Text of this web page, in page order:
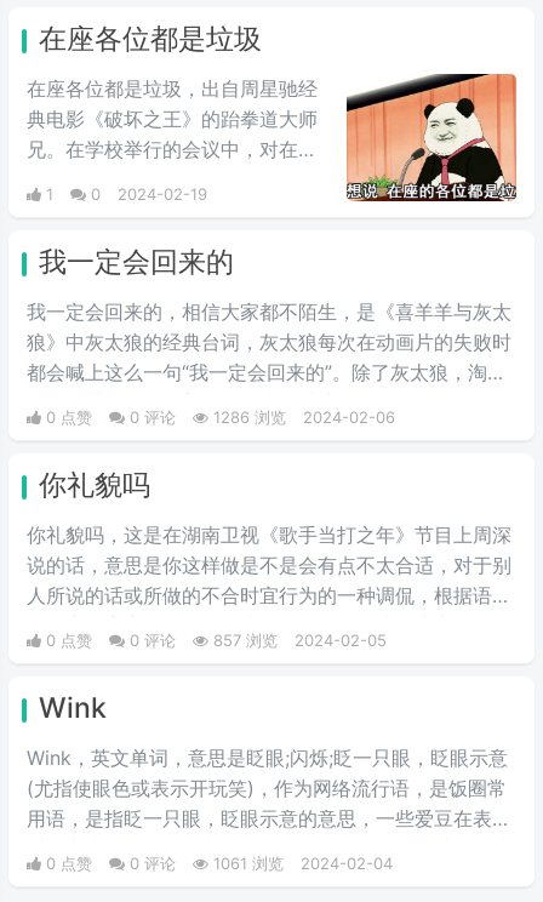
会内疚吗，来源于热图鹦鹉兄弟表
情包，火于知乎，该词也被《咬文
嚼字》评为2017年度十大流行语之
一，现在多用于聊天中的表情包。
在座各位都是垃圾
在座各位都是垃圾，出自周星驰经
典电影《破坏之王》的跆拳道大师
兄。在学校举行的会议中，对在座
是针对你，我是说在座各位都是垃
1 0 2024-02-19
我一定会回来的
我一定会回来的，相信大家都不陌生，是《喜羊羊与灰太
狼》中灰太狼的经典台词，灰太狼每次在动画片的失败时
都会喊上这么一句“我一定会回来的”。除了灰太狼，淘
淘，细菌大王，艾美将军等也说过这句台词。
0 点赞 0 评论 1286 浏览 2024-02-06
你礼貌吗
你礼貌吗，这‌‌‌‌‌‌‌‌是在湖南卫视《歌手当打之年》节目上周深
说的话，意思是你这样做是不是会有点不太合适，对于别
人所说的话或所做的不合时宜行为的一种调侃，根据语境
可贬义可褒义，但是总体来指别人所做行为有唐突，不合
时宜的回应。现多被用作表情包。
0 点赞 0 评论 857 浏览 2024-02-05
Wink
Wink，英文单词，意思是眨眼;闪烁;眨一只眼，眨眼示意
(尤指使眼色或表示开玩笑)，作为网络流行语，是饭圈常
用语，是指眨一只眼，眨眼示意的意思，一些爱豆在表演
动图，大概就是这个词的图解了。一般在聊天中常用作表
0 点赞 0 评论 1061 浏览 2024-02-04